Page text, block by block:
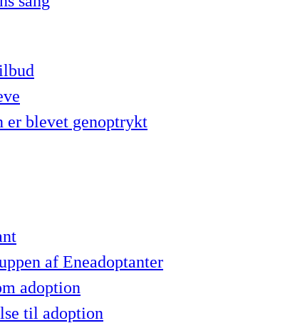
er blevet genoptrykt
af Eneadoptanter
adoption
til adoption